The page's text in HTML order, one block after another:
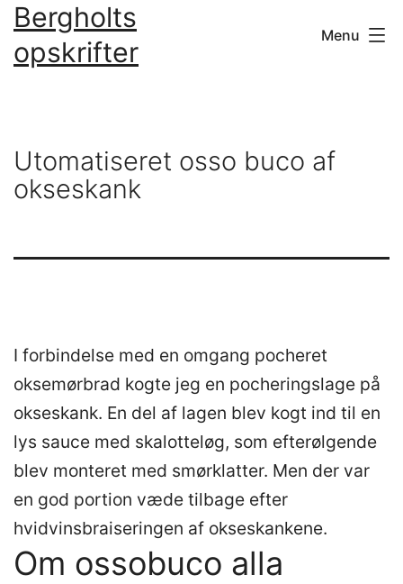
Fortsæt
indhold
Bergholts
opskrifter
Menu
Utomatiseret osso buco af
okseskank
I forbindelse med en omgang pocheret
oksemørbrad kogte jeg en pocheringslage på
okseskank. En del af lagen blev kogt ind til en
lys sauce med skalotteløg, som efterølgende
blev monteret med smørklatter. Men der var
en god portion væde tilbage efter
hvidvinsbraiseringen af okseskankene.
Om ossobuco alla